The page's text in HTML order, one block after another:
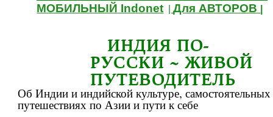
МОБИЛЬНЫЙ Indonet |Для АВТОРОВ
ИНДИЯ ПО-
РУССКИ ~ ЖИВОЙ
ПУТЕВОДИТЕЛЬ
Об Индии и индийской культуре, самостоятельных
путешествиях по Азии и пути к себе